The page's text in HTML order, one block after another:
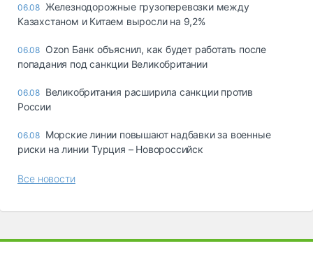
06.08 Железнодорожные грузоперевозки между
Казахстаном и Китаем выросли на 9,2%
06.08 Ozon Банк объяснил, как будет работать после
попадания под санкции Великобритании
06.08 Великобритания расширила санкции против
России
06.08 Морские линии повышают надбавки за военные
риски на линии Турция – Новороссийск
Все новости